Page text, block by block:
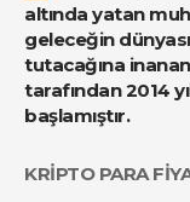
altında yatan
geleceğin
tutacağına
tarafından 2014
başlamıştır.
KRİPTO PARA